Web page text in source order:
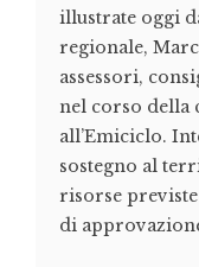
illustrate oggi
regionale,
assessori,
nel corso della
all’Emiciclo.
sostegno al
risorse
di